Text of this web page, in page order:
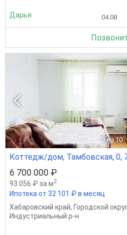
Дарья 04.08
1 из 10
Коттедж/дом, Тамбовская, 0,
6 700 000 ₽
93 056 ₽ за м2
Ипотека от 32 101 ₽ в месяц
Хабаровский край, Городской
Индустриальный р-н